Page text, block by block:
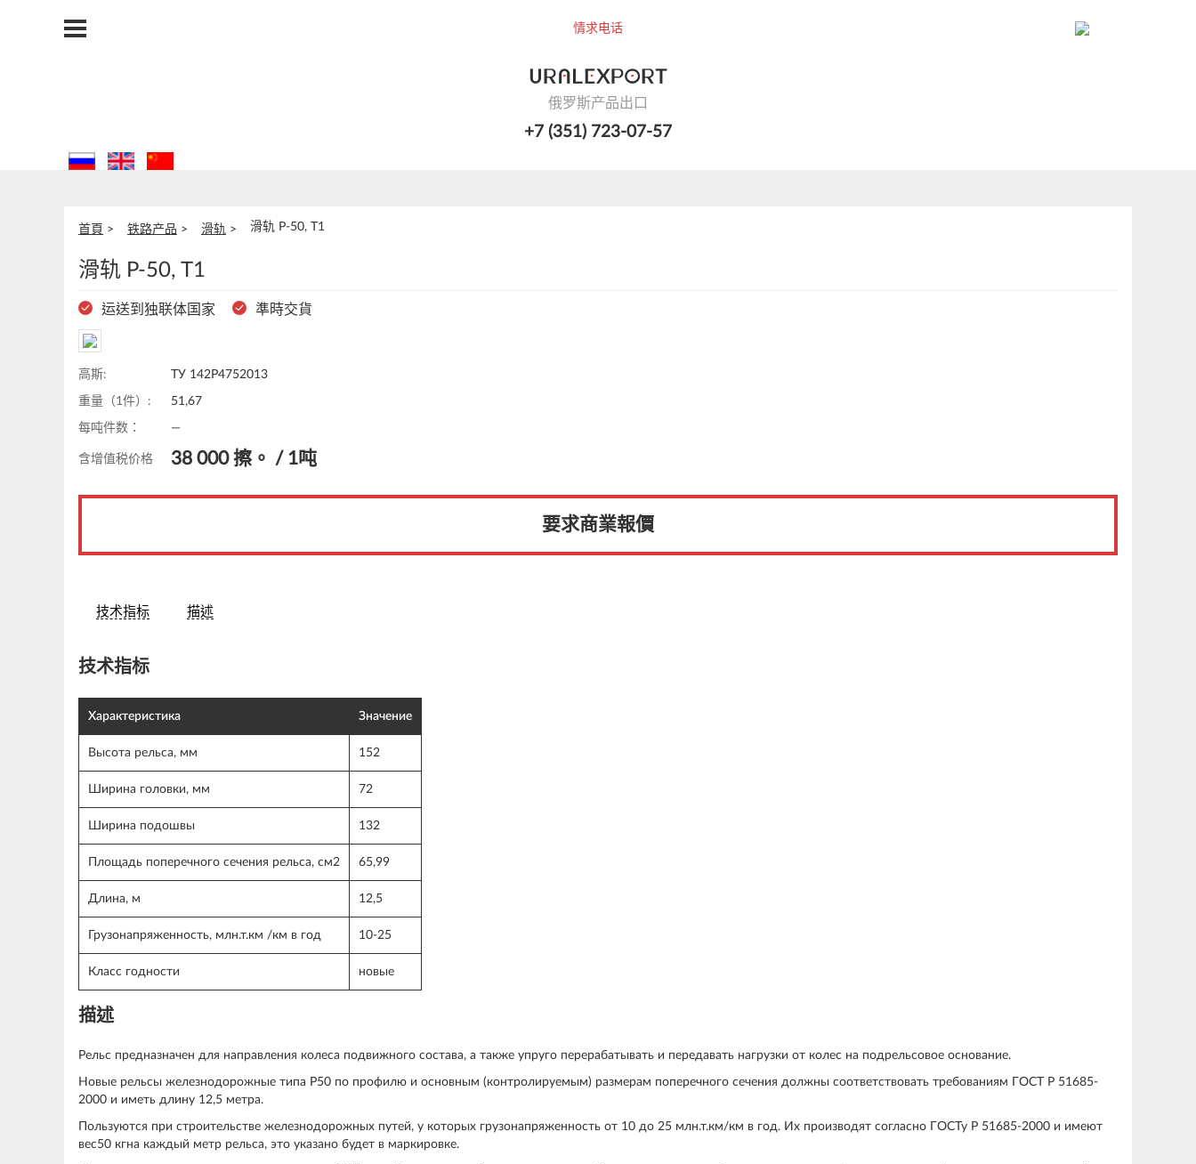
情求电话
俄罗斯产品出口
+7 (351) 723-07-57
首頁 铁路产品 滑轨 滑轨 Р-50, Т1
滑轨 Р-50, Т1
运送到独联体国家 準時交貨
高斯: ТУ 142Р4752013
重量（1件）: 51,67
每吨件数： —
含增值税价格 38 000擦。 / 1吨
要求商業報價
技术指标 描述
技术指标
Характеристика Значение
Высота рельса, мм 152
Ширина головки, мм 72
Ширина подошвы 132
Площадь поперечного сечения рельса, см2 65,99
Длина, м 12,5
Грузонапряженность, млн.т.км /км в год 10-25
Класс годности новые
描述
Рельс предназначен для направления колеса подвижного состава, а также упруго перерабатывать и передавать нагрузки от колес на подрельсовое основание.
Новые рельсы железнодорожные типа Р50 по профилю и основным (контролируемым) размерам поперечного сечения должны соответствовать требованиям ГОСТ Р 51685-
2000 и иметь длину 12,5 метра.
Пользуются при строительстве железнодорожных путей, у которых грузонапряженность от 10 до 25 млн.т.км/км в год. Их производят согласно ГОСТу Р 51685-2000 и имеют
вес50 кгна каждый метр рельса, это указано будет в маркировке.